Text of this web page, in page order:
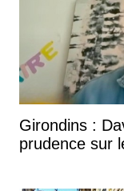
Girondins :
prudence sur